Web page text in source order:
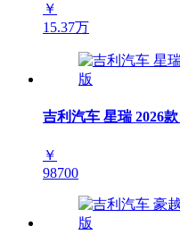
￥
15.37万
吉利汽车 星瑞 2026
￥
98700